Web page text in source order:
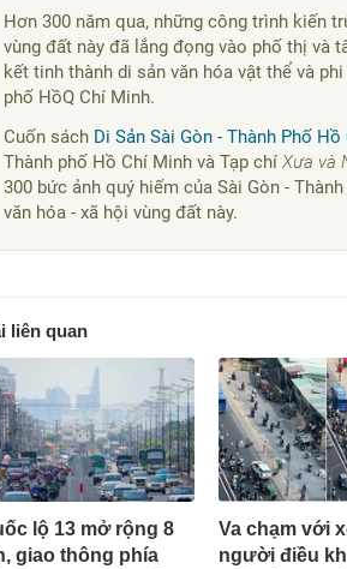
Hơn 300 năm qua, những công trình kiến
vùng đất này đã lắng đọng vào phố thị và
kết tinh thành di sản văn hóa vật thể và
phố HồQ Chí Minh.
Cuốn sách Di Sản Sài Gòn - Thành Phố
Thành phố Hồ Chí Minh và Tạp chí Xưa và
300 bức ảnh quý hiếm của Sài Gòn -
văn hóa - xã hội vùng đất này.
liên quan
lộ 13 mở rộng 8
giao thông phía
Va chạm với
người điều